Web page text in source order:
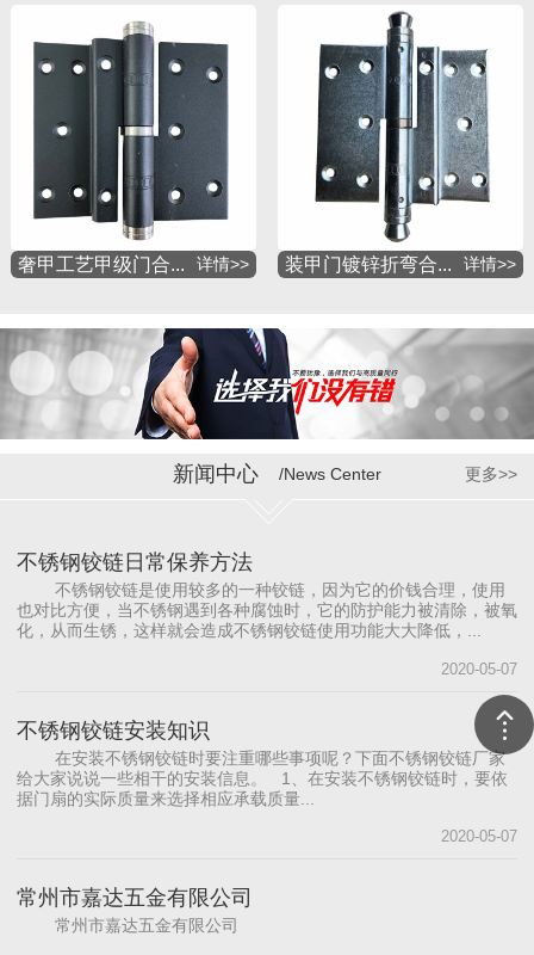
奢甲工艺甲级门合... 详情>> 装甲门镀锌折弯合... 详情>>
新闻中心 /News Center 更多>>
不锈钢铰链日常保养方法
不锈钢铰链是使用较多的一种铰链，因为它的价钱合理，使用
也对比方便，当不锈钢遇到各种腐蚀时，它的防护能力被清除，被氧
化，从而生锈，这样就会造成不锈钢铰链使用功能大大降低，...
2020-05-07
不锈钢铰链安装知识
在安装不锈钢铰链时要注重哪些事项呢？下面不锈钢铰链厂家
给大家说说一些相干的安装信息。 1、在安装不锈钢铰链时，要依
据门扇的实际质量来选择相应承载质量...
2020-05-07
常州市嘉达五金有限公司
常州市嘉达五金有限公司